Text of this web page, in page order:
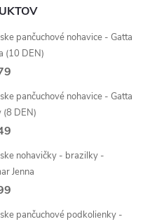
pančuchové nohavice - Gatta
(10 DEN)
pančuchové nohavice - Gatta
(8 DEN)
nohavičky - brazilky -
Jenna
pančuchové podkolienky -